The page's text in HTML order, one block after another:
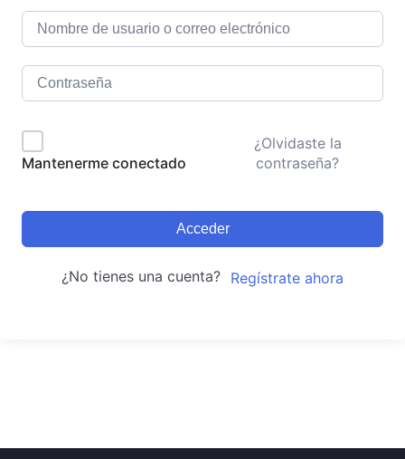
Mantenerme conectado
¿Olvidaste la
contraseña?
Acceder
¿No tienes una cuenta? Regístrate ahora